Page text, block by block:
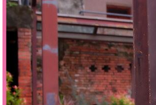
職場爸爸「5.5年沒加薪」！父親節調查曝
泰校園爆槍擊！釀2死20傷 學生槍手身亡
蘋果砍價失敗！長鑫存儲靠2底氣拒降價
台灣彩券開獎直播中 20:31
15:27